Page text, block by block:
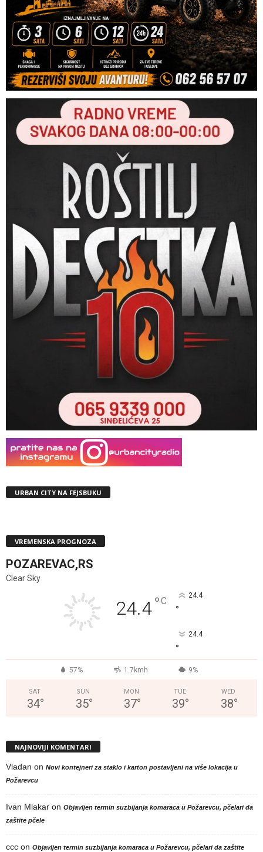
URBAN CITY NA FEJSBUKU
VREMENSKA PROGNOZA
POZAREVAC,RS
Clear Sky
24.4°C 24.4
°
24.4
°
57% 1.7kmh 9%
SAT
34°
SUN
35°
MON
37°
TUE
39°
WED
38°
NAJNOVIJI KOMENTARI
Vladan on Novi kontejneri za staklo i karton postavljeni na više lokacija u
Požarevcu
Ivan Mlakar on Objavljen termin suzbijanja komaraca u Požarevcu, pčelari da
zaštite pčele
ccc on Objavljen termin suzbijanja komaraca u Požarevcu, pčelari da zaštite